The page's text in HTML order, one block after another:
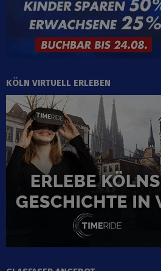
KÖLN VIRTUELL ERLEBEN